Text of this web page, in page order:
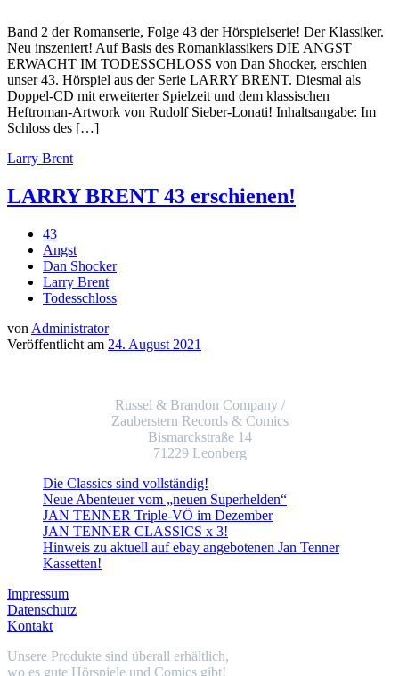
Band 2 der Romanserie, Folge 43 der Hörspielserie! Der Klassiker.
Neu inszeniert! Auf Basis des Romanklassikers DIE ANGST
ERWACHT IM TODESSCHLOSS von Dan Shocker, erschien
unser 43. Hörspiel aus der Serie LARRY BRENT. Diesmal als
Doppel-CD mit erweiterter Spielzeit und dem klassischen
Heftroman-Artwork von Rudolf Sieber-Lonati! Inhaltsangabe: Im
Schloss des […]
Larry Brent
LARRY BRENT 43 erschienen!
43
Angst
Dan Shocker
Larry Brent
Todesschloss
von Administrator
Veröffentlicht am 24. August 2021
Russel & Brandon Company /
Zauberstern Records & Comics
Bismarckstraße 14
71229 Leonberg
Die Classics sind vollständig!
Neue Abenteuer vom „neuen Superhelden“
JAN TENNER Triple-VÖ im Dezember
JAN TENNER CLASSICS x 3!
Hinweis zu aktuell auf ebay angebotenen Jan Tenner
Kassetten!
Impressum
Datenschutz
Kontakt
Unsere Produkte sind überall erhältlich,
wo es gute Hörspiele und Comics gibt!